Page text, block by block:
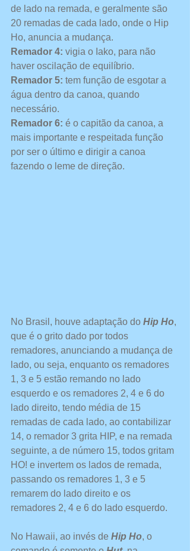
de lado na remada, e geralmente são
20 remadas de cada lado, onde o Hip
Ho, anuncia a mudança.
Remador 4: vigia o Iako, para não
haver oscilação de equilíbrio.
Remador 5: tem função de esgotar a
água dentro da canoa, quando
necessário.
Remador 6: é o capitão da canoa, a
mais importante e respeitada função
por ser o último e dirigir a canoa
fazendo o leme de direção.
No Brasil, houve adaptação do Hip Ho,
que é o grito dado por todos
remadores, anunciando a mudança de
lado, ou seja, enquanto os remadores
1, 3 e 5 estão remando no lado
esquerdo e os remadores 2, 4 e 6 do
lado direito, tendo média de 15
remadas de cada lado, ao contabilizar
14, o remador 3 grita HIP, e na remada
seguinte, a de número 15, todos gritam
HO! e invertem os lados de remada,
passando os remadores 1, 3 e 5
remarem do lado direito e os
remadores 2, 4 e 6 do lado esquerdo.
No Hawaii, ao invés de Hip Ho, o